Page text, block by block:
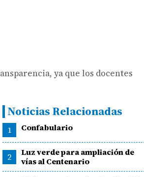
ya que los docentes
Noticias Relacionadas
1 Confabulario
2
Luz verde para ampliación de
vías al Centenario